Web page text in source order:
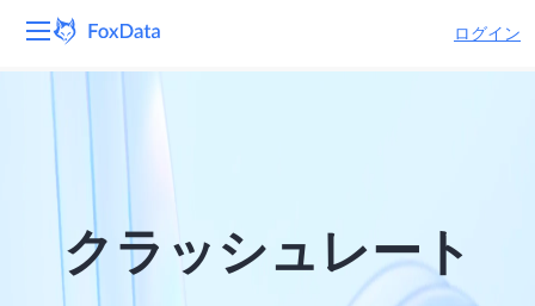
ログイン
プラットフォーム
ソリューション
リソース
クラッシュレート